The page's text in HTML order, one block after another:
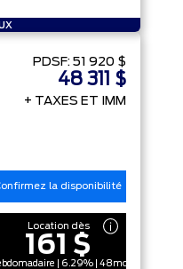
PDSF: 51 920 $
48 311 $
+ TAXES ET IMM
la disponibilité
Location dès
161 $
| 6.29% | 48mo